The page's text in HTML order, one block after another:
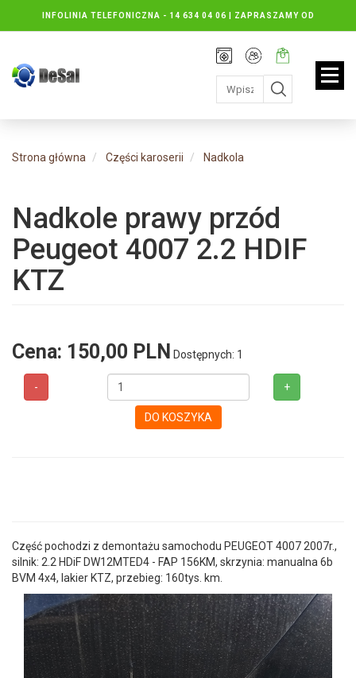
INFOLINIA TELEFONICZNA - 14 634 04 06 | ZAPRASZAMY OD
PONIEDZIAŁKU DO PIĄTKU : 8.30 DO 16.30, SOBOTY: 8.30 DO 13.00
Rejestracja
Moje
konto
Twój
koszyk:
jest
pusty
Strona główna Części karoserii Nadkola
Nadkole prawy przód
Peugeot 4007 2.2 HDIF
KTZ
Cena: 150,00 PLN Dostępnych: 1
- +
DO KOSZYKA
Część pochodzi z demontażu samochodu PEUGEOT 4007 2007r.,
silnik: 2.2 HDiF DW12MTED4 - FAP 156KM, skrzynia: manualna 6b
BVM 4x4, lakier KTZ, przebieg: 160tys. km.